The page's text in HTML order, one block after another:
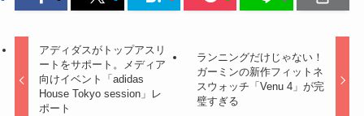
アディダスがトップアスリ
ートをサポート。メディア
向けイベント「adidas
House Tokyo session」レ
ポート
ランニングだけじゃない！
ガーミンの新作フィットネ
スウォッチ「Venu 4」が完
璧すぎる